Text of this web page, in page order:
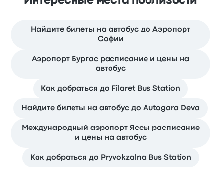
Найдите билеты на автобус до Аэропорт
Софии
Аэропорт Бургас расписание и цены на
автобус
Как добраться до Filaret Bus Station
Найдите билеты на автобус до Autogara Deva
Международный аэропорт Яссы расписание
и цены на автобус
Как добраться до Pryvokzalna Bus Station